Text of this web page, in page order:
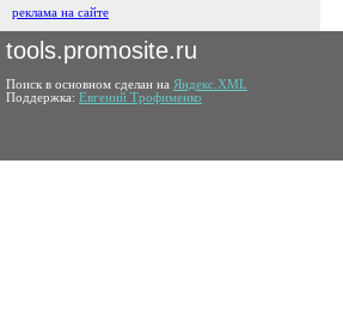
реклама на сайте
tools.promosite.ru
Поиск в основном сделан на Яндекс.XML
Поддержка: Евгений Трофименко